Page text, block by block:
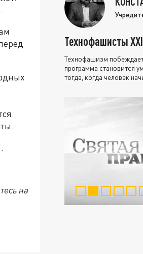
на
Технофашисты
Технофашизм
программа становится
тогда, когда человек